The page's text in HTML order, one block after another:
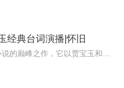
经典台词演播|怀旧